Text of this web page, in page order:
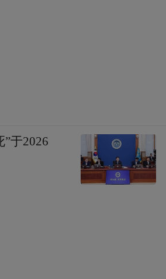
”于2026